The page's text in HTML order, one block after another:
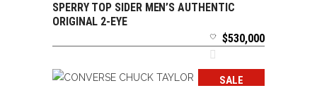
SELECCIONAR OPCIONES
SPERRY TOP SIDER MEN’S AUTHENTIC
ORIGINAL 2-EYE
$530,000
SALE